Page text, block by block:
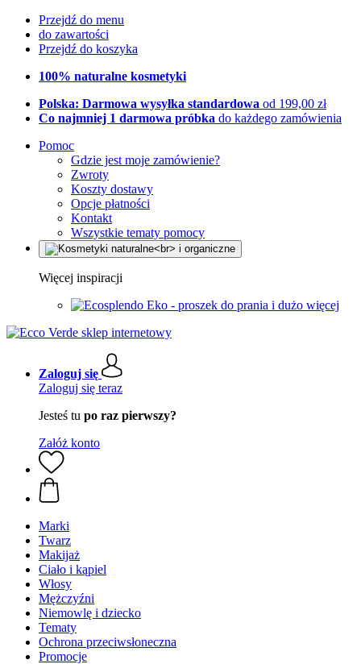
Przejdź do menu
do zawartości
Przejdź do koszyka
100% naturalne kosmetyki
Polska: Darmowa wysyłka standardowa od 199,00 zł
Co najmniej 1 darmowa próbka do każdego zamówienia
Pomoc
Gdzie jest moje zamówienie?
Zwroty
Koszty dostawy
Opcje płatności
Kontakt
Wszystkie tematy pomocy
Więcej inspiracji
Eko - proszek do prania i dużo więcej
Zaloguj się
Zaloguj się teraz
Jesteś tu po raz pierwszy?
Załóż konto
Marki
Twarz
Makijaż
Ciało i kąpiel
Włosy
Mężczyźni
Niemowlę i dziecko
Tematy
Ochrona przeciwsłoneczna
Promocje